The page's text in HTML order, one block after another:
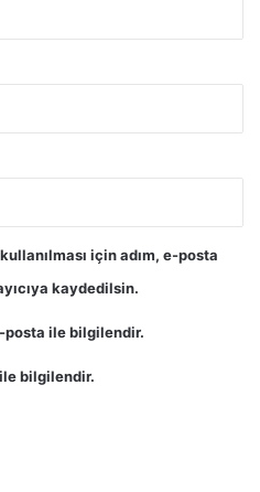
için adım, e-posta
kaydedilsin.
ile bilgilendir.
bilgilendir.